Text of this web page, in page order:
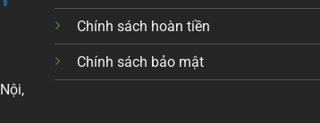
Chính sách hoàn tiền
Chính sách bảo mật